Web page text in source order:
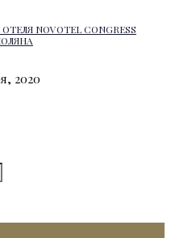
NOVOTEL CONGRESS
2020